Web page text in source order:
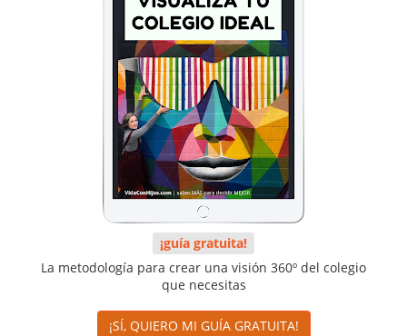
¡guía gratuita!
La metodología para crear una visión 360º del colegio
que necesitas
¡SÍ, QUIERO MI GUÍA GRATUITA!